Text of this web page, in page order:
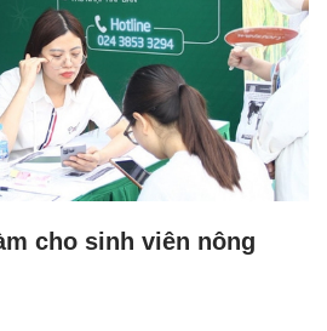
cho sinh viên nông